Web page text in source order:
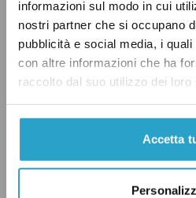
informazioni sul modo in cui
nostri partner che si occupano
pubblicità e social media, i
con altre informazioni che ha
raccolto dal suo utilizzo dei loro
Accetta
primarie, l’albo degli
diffuso
utilizzabile solo per
operazioni di voto.
L’attenuante per
dichiarazione risale al